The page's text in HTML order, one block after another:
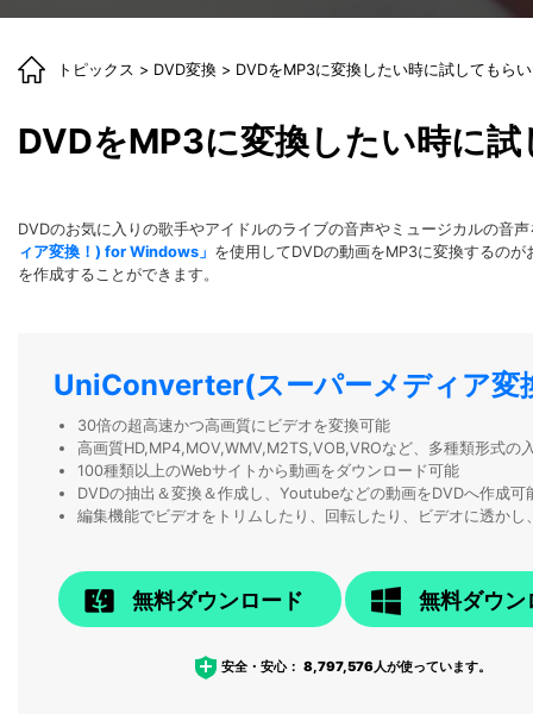
トピックス > DVD変換 > DVDをMP3に変換したい時に試してもら
DVDをMP3に変換したい時に
DVDのお気に入りの歌手やアイドルのライブの音声やミュージカルの音
ィア変換！) for Windows」 を使用してDVDの動画をMP3に変換するの
を作成することができます。
UniConverter(スーパーメディア変
30倍の超高速かつ高画質にビデオを変換可能
高画質HD,MP4,MOV,WMV,M2TS,VOB,VROなど、多種類形式の
100種類以上のWebサイトから動画をダウンロード可能
DVDの抽出＆変換＆作成し、Youtubeなどの動画をDVDへ作成可
編集機能でビデオをトリムしたり、回転したり、ビデオに透か
無料ダウンロード 無料ダウン
安全・安心：8,797,576人が使っています。